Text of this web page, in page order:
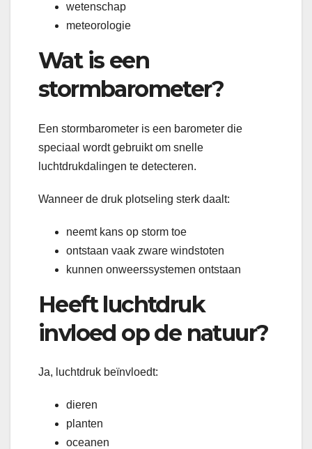
wetenschap
meteorologie
Wat is een
stormbarometer?
Een stormbarometer is een barometer die
speciaal wordt gebruikt om snelle
luchtdrukdalingen te detecteren.
Wanneer de druk plotseling sterk daalt:
neemt kans op storm toe
ontstaan vaak zware windstoten
kunnen onweerssystemen ontstaan
Heeft luchtdruk
invloed op de natuur?
Ja, luchtdruk beïnvloedt:
dieren
planten
oceanen